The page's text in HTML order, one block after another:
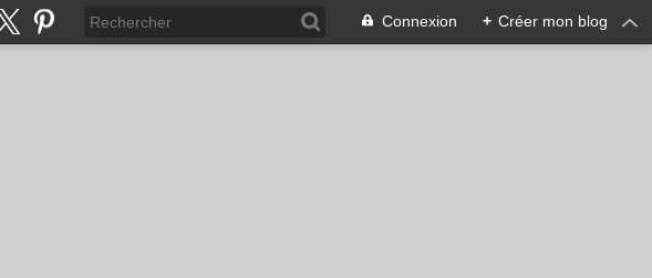
Connexion + Créer mon blog